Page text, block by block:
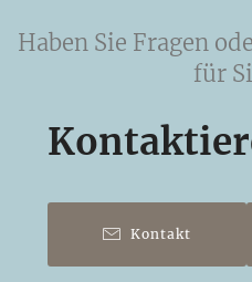
Haben Sie Fragen
für
Kontakt